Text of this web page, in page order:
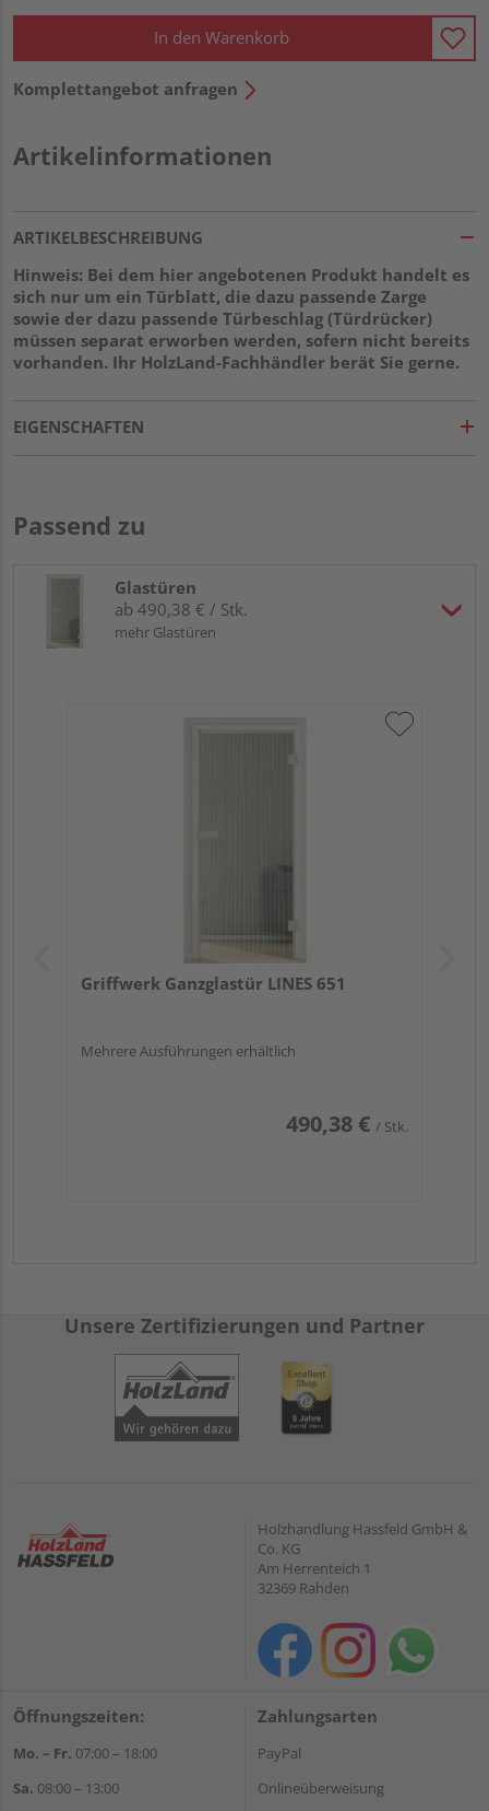
In den Warenkorb
Komplettangebot anfragen
Artikelinformationen
ARTIKELBESCHREIBUNG
Hinweis: Bei dem hier angebotenen Produkt handelt es
sich nur um ein Türblatt, die dazu passende Zarge
sowie der dazu passende Türbeschlag (Türdrücker)
müssen separat erworben werden, sofern nicht bereits
vorhanden. Ihr HolzLand-Fachhändler berät Sie gerne.
EIGENSCHAFTEN
Passend zu
Glastüren
ab 490,38 € / Stk.
mehr Glastüren
Griffwerk Ganzglastür LINES 651
Mehrere Ausführungen erhältlich
490,38 € / Stk.
Unsere Zertifizierungen und Partner
Holzhandlung Hassfeld GmbH &
Co. KG
Am Herrenteich 1
32369 Rahden
Öffnungszeiten:
Mo. – Fr. 07:00 – 18:00
Sa. 08:00 – 13:00
Zahlungsarten
PayPal
Onlineüberweisung